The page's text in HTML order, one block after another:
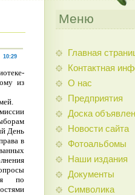
10:29
из
День
в
по
Меню
Главная
Контактная
О нас
Предприятия
Доска
Новости сайта
Фотоальбомы
Наши издания
Документы
Символика